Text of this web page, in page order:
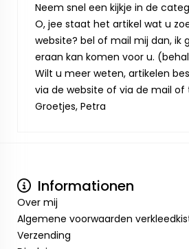
Neem snel een kijkje in de
O, jee staat het artikel wat u
website? bel of mail mij dan, ik
eraan kan komen voor u.
Wilt u meer weten, artikelen
via de website of via de mail of
Groetjes, Petra
Informationen
Over mij
Algemene voorwaarden
Verzending